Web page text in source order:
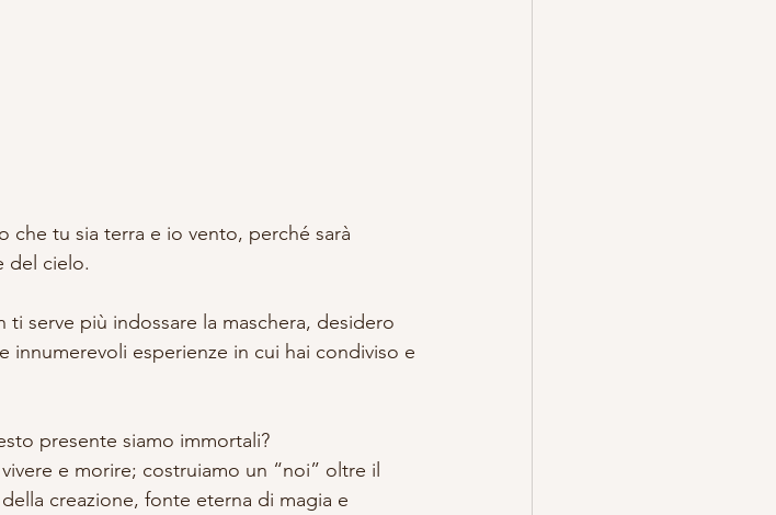
che tu sia terra e io vento, perché sarà
del cielo.
serve più indossare la maschera, desidero
esperienze in cui hai condiviso e
presente siamo immortali?
e morire; costruiamo un “noi” oltre il
creazione, fonte eterna di magia e